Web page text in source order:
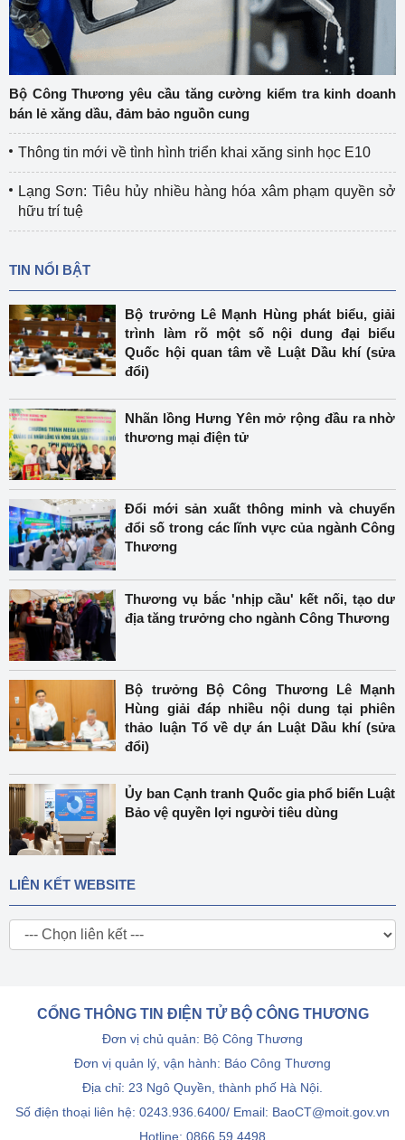
Bộ Công Thương yêu cầu tăng cường kiểm tra kinh doanh
bán lẻ xăng dầu, đảm bảo nguồn cung
Thông tin mới về tình hình triển khai xăng sinh học E10
Lạng Sơn: Tiêu hủy nhiều hàng hóa xâm phạm quyền sở
hữu trí tuệ
TIN NỔI BẬT
Bộ trưởng Lê Mạnh Hùng phát biểu, giải
trình làm rõ một số nội dung đại biểu
Quốc hội quan tâm về Luật Dầu khí (sửa
đổi)
Nhãn lồng Hưng Yên mở rộng đầu ra nhờ
thương mại điện tử
Đổi mới sản xuất thông minh và chuyển
đổi số trong các lĩnh vực của ngành Công
Thương
Thương vụ bắc 'nhịp cầu' kết nối, tạo dư
địa tăng trưởng cho ngành Công Thương
Bộ trưởng Bộ Công Thương Lê Mạnh
Hùng giải đáp nhiều nội dung tại phiên
thảo luận Tổ về dự án Luật Dầu khí (sửa
đổi)
Ủy ban Cạnh tranh Quốc gia phổ biến Luật
Bảo vệ quyền lợi người tiêu dùng
LIÊN KẾT WEBSITE
CỔNG THÔNG TIN ĐIỆN TỬ BỘ CÔNG THƯƠNG
Đơn vị chủ quản: Bộ Công Thương
Đơn vị quản lý, vận hành: Báo Công Thương
Địa chỉ: 23 Ngô Quyền, thành phố Hà Nội.
Số điện thoại liên hệ: 0243.936.6400/ Email: BaoCT@moit.gov.vn
Hotline: 0866.59.4498